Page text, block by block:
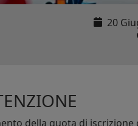
20
della quota di